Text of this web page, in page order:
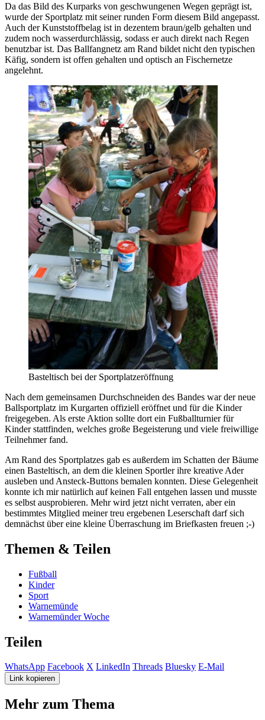
Da das Bild des Kurparks von geschwungenen Wegen geprägt ist,
wurde der Sportplatz mit seiner runden Form diesem Bild angepasst.
Auch der Kunststoffbelag ist in dezentem braun/gelb gehalten und
zudem noch wasserdurchlässig, sodass er auch direkt nach Regen
benutzbar ist. Das Ballfangnetz am Rand bildet nicht den typischen
Käfig, sondern ist offen gehalten und optisch an Fischernetze
angelehnt.
Basteltisch bei der Sportplatzeröffnung
Nach dem gemeinsamen Durchschneiden des Bandes war der neue
Ballsportplatz im Kurgarten offiziell eröffnet und für die Kinder
freigegeben. Als erste Aktion sollte dort ein Fußballturnier für
Kinder stattfinden, welches große Begeisterung und viele freiwillige
Teilnehmer fand.
Am Rand des Sportplatzes gab es außerdem im Schatten der Bäume
einen Basteltisch, an dem die kleinen Sportler ihre kreative Ader
ausleben und Ansteck-Buttons bemalen konnten. Diese Gelegenheit
konnte ich mir natürlich auf keinen Fall entgehen lassen und musste
es selbst ausprobieren. Mehr wird jetzt nicht verraten, aber ein
bestimmtes Mitglied meiner treu ergebenen Leserschaft darf sich
demnächst über eine kleine Überraschung im Briefkasten freuen ;-)
Themen & Teilen
Fußball
Kinder
Sport
Warnemünde
Warnemünder Woche
Teilen
WhatsApp Facebook X LinkedIn Threads Bluesky E-Mail
Link kopieren
Mehr zum Thema